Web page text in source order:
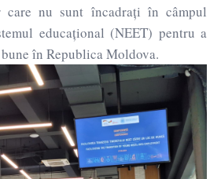
nu sunt încadrați în câmpul
educațional (NEET) pentru a
în Republica Moldova.